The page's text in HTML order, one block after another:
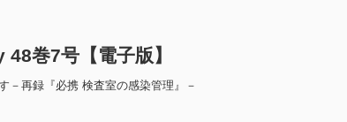
巻7号【電子版】
－再録『必携 検査室の感染管理』－